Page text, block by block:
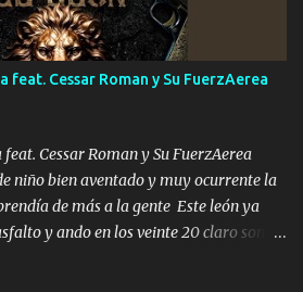
y también Pariente 7 arreglan
es cuestión que ordené NOS HACE
CLAVE ERA EL 24 SIEMPRE FUE UN
ALGO M'URIÓ PELEAND0 SIEMPRE
QUE SIGA EL LEGADO Es el DOS de
inteligente y com...
feat. Cessar Roman y Su FuerzAerea
Cessar Roman y Su FuerzAerea
niño bien aventado y muy ocurrente la
de más a la gente Este león ya
y ando en los veinte 20 claro son